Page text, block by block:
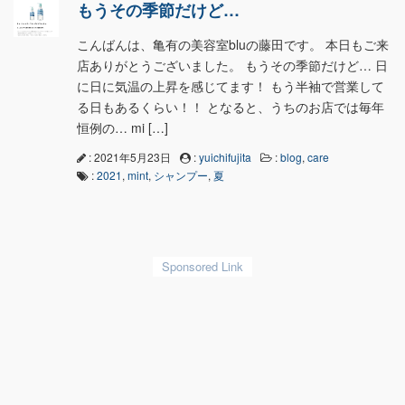
もうその季節だけど…
こんばんは、亀有の美容室bluの藤田です。 本日もご来
店ありがとうございました。 もうその季節だけど… 日
に日に気温の上昇を感じてます！ もう半袖で営業して
る日もあるくらい！！ となると、うちのお店では毎年
恒例の… mi […]
: 2021年5月23日 :yuichifujita :blog, care
:2021, mint, シャンプー, 夏